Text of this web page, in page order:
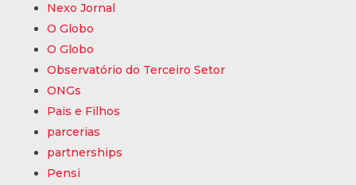
Nexo Jornal
O Globo
O Globo
Observatório do Terceiro Setor
ONGs
Pais e Filhos
parcerias
partnerships
Pensi